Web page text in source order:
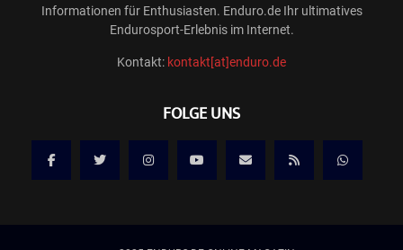
Informationen für Enthusiasten. Enduro.de Ihr ultimatives
Endurosport-Erlebnis im Internet.
Kontakt: kontakt[at]enduro.de
FOLGE UNS